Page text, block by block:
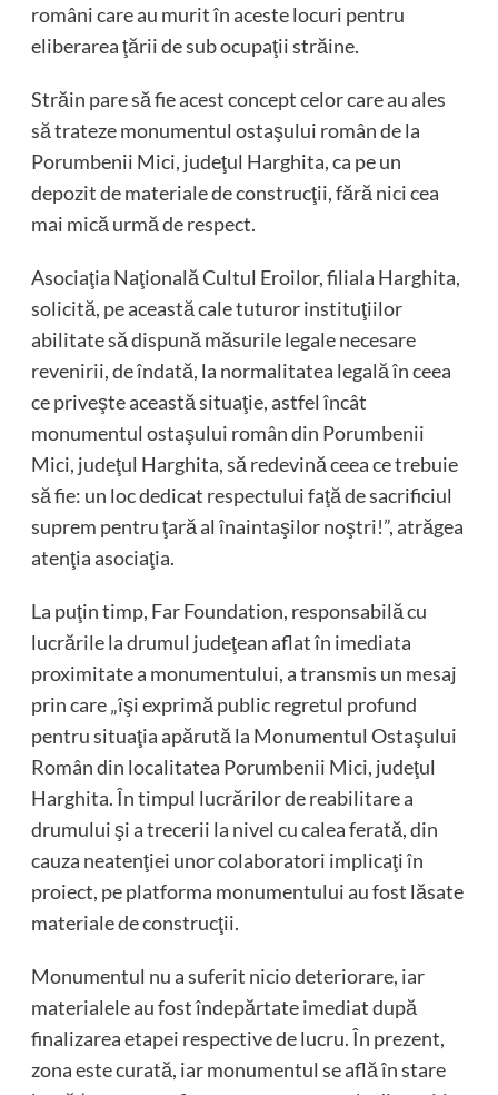
români care au murit în aceste locuri pentru
eliberarea ţării de sub ocupaţii străine.
Străin pare să fie acest concept celor care au ales
să trateze monumentul ostaşului român de la
Porumbenii Mici, judeţul Harghita, ca pe un
depozit de materiale de construcţii, fără nici cea
mai mică urmă de respect.
Asociaţia Naţională Cultul Eroilor, filiala Harghita,
solicită, pe această cale tuturor instituţiilor
abilitate să dispună măsurile legale necesare
revenirii, de îndată, la normalitatea legală în ceea
ce priveşte această situaţie, astfel încât
monumentul ostaşului român din Porumbenii
Mici, judeţul Harghita, să redevină ceea ce trebuie
să fie: un loc dedicat respectului faţă de sacrificiul
suprem pentru ţară al înaintaşilor noştri!”, atrăgea
atenţia asociaţia.
La puţin timp, Far Foundation, responsabilă cu
lucrările la drumul judeţean aflat în imediata
proximitate a monumentului, a transmis un mesaj
prin care „îşi exprimă public regretul profund
pentru situaţia apărută la Monumentul Ostaşului
Român din localitatea Porumbenii Mici, judeţul
Harghita. În timpul lucrărilor de reabilitare a
drumului şi a trecerii la nivel cu calea ferată, din
cauza neatenţiei unor colaboratori implicaţi în
proiect, pe platforma monumentului au fost lăsate
materiale de construcţii.
Monumentul nu a suferit nicio deteriorare, iar
materialele au fost îndepărtate imediat după
finalizarea etapei respective de lucru. În prezent,
zona este curată, iar monumentul se află în stare